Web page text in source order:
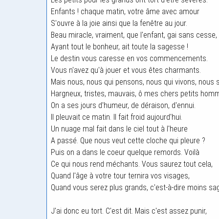
Enfants ! chaque matin, votre âme avec amour
S'ouvre à la joie ainsi que la fenêtre au jour.
Beau miracle, vraiment, que l'enfant, gai sans cesse,
Ayant tout le bonheur, ait toute la sagesse !
Le destin vous caresse en vos commencements.
Vous n'avez qu'à jouer et vous êtes charmants.
Mais nous, nous qui pensons, nous qui vivons, nous
Hargneux, tristes, mauvais, ô mes chers petits
On a ses jours d'humeur, de déraison, d'ennui.
Il pleuvait ce matin. Il fait froid aujourd'hui.
Un nuage mal fait dans le ciel tout à l'heure
A passé. Que nous veut cette cloche qui pleure ?
Puis on a dans le coeur quelque remords. Voilà
Ce qui nous rend méchants. Vous saurez tout cela,
Quand l'âge à votre tour ternira vos visages,
Quand vous serez plus grands, c'est-à-dire moins
J'ai donc eu tort. C'est dit. Mais c'est assez punir,